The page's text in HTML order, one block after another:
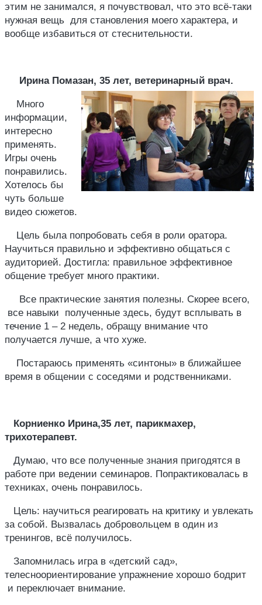
этим не занимался, я почувствовал, что это всё-таки
нужная вещь для становления моего характера, и
вообще избавиться от стеснительности.
Ирина Помазан, 35 лет, ветеринарный врач.
Много
информации,
интересно
применять.
Игры очень
понравились.
Хотелось бы
чуть больше
видео сюжетов.
Цель была попробовать себя в роли оратора.
Научиться правильно и эффективно общаться с
аудиторией. Достигла: правильное эффективное
общение требует много практики.
Все практические занятия полезны. Скорее всего,
все навыки полученные здесь, будут всплывать в
течение 1 – 2 недель, обращу внимание что
получается лучше, а что хуже.
Постараюсь применять «синтоны» в ближайшее
время в общении с соседями и родственниками.
Корниенко Ирина,35 лет, парикмахер,
трихотерапевт.
Думаю, что все полученные знания пригодятся в
работе при ведении семинаров. Попрактиковалась в
техниках, очень понравилось.
Цель: научиться реагировать на критику и увлекать
за собой. Вызвалась добровольцем в один из
тренингов, всё получилось.
Запомнилась игра в «детский сад»,
телесноориентирование упражнение хорошо бодрит
и переключает внимание.